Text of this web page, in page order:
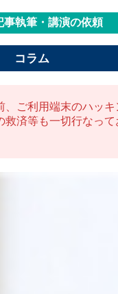
事執筆・講演の依頼
コラム
ご利用端末のハッ
済等も一切行なっ